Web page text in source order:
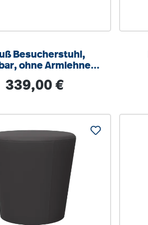
Besucherstuhl,
ohne Armlehnen,
Regulärer Preis:
339,00 €